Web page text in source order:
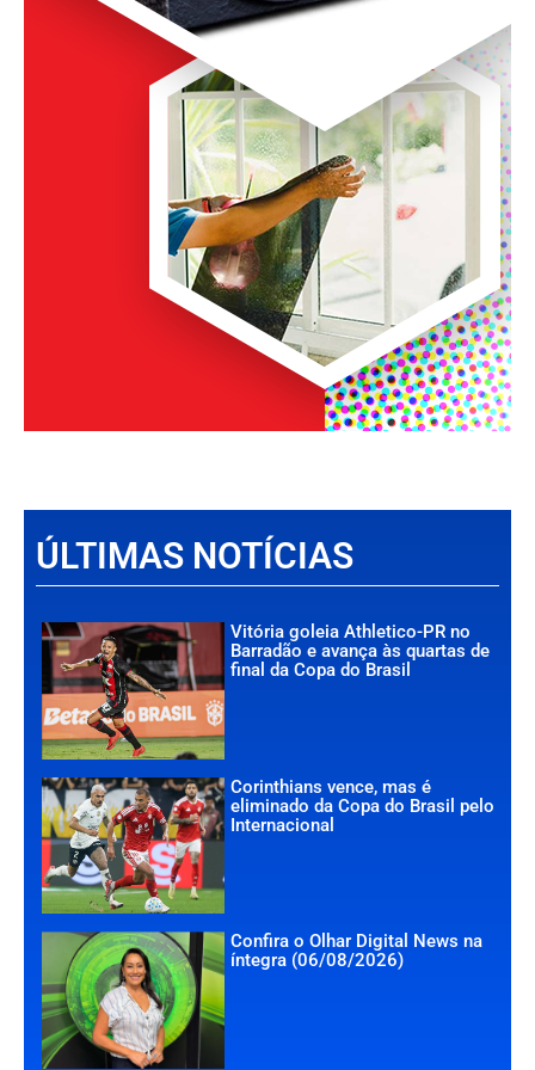
ÚLTIMAS NOTÍCIAS
Vitória goleia Athletico-PR no
Barradão e avança às quartas de
final da Copa do Brasil
Corinthians vence, mas é
eliminado da Copa do Brasil pelo
Internacional
Confira o Olhar Digital News na
íntegra (06/08/2026)